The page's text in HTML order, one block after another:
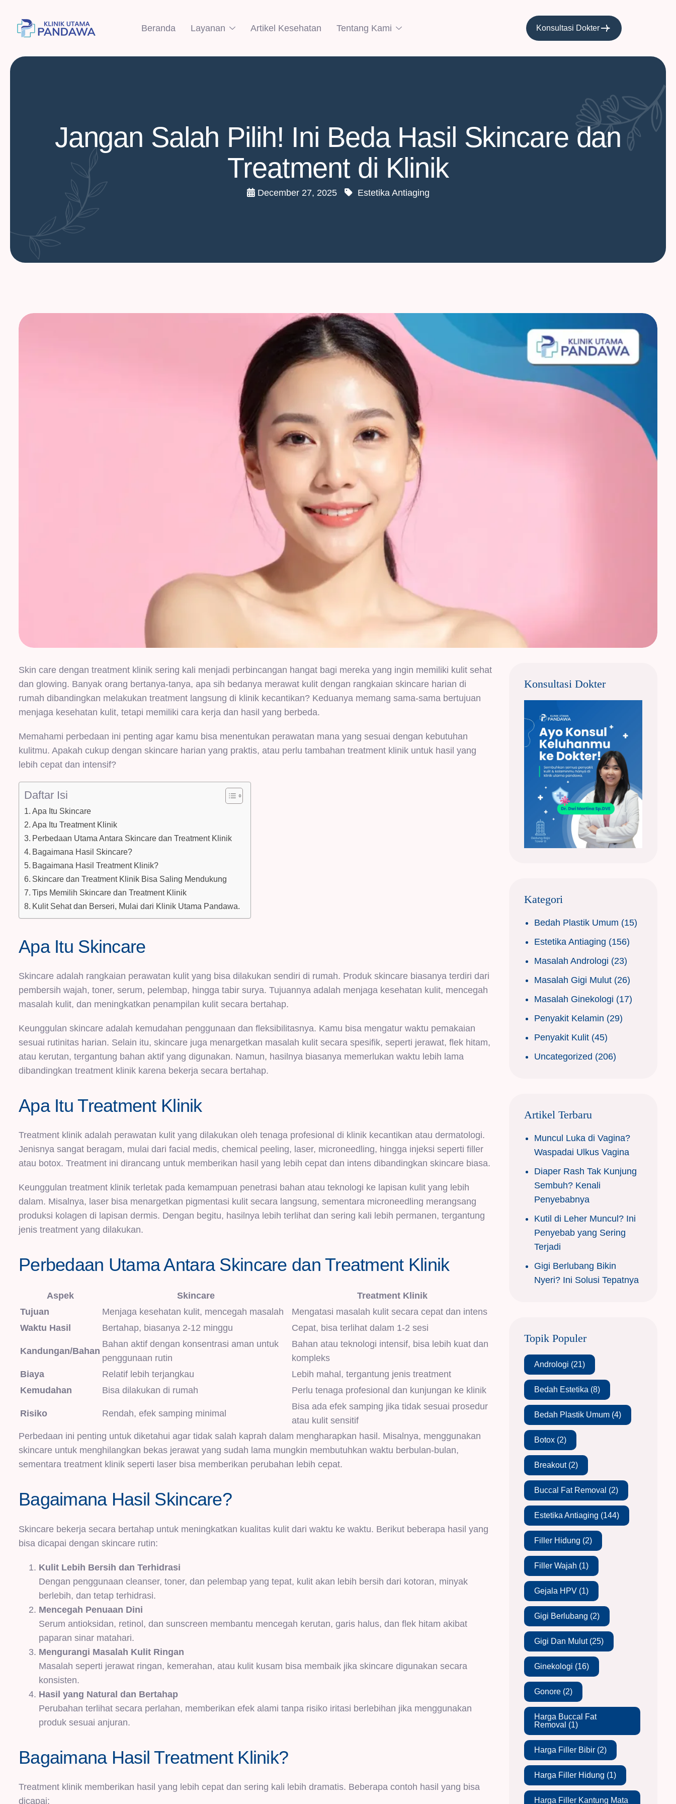
Beranda Layanan Artikel Kesehatan Tentang Kami Konsultasi Dokter
Jangan Salah Pilih! Ini Beda Hasil Skincare dan
Treatment di Klinik
December 27, 2025 Estetika Antiaging
Skin care dengan treatment klinik sering kali menjadi perbincangan hangat bagi mereka yang ingin memiliki kulit sehat
dan glowing. Banyak orang bertanya-tanya, apa sih bedanya merawat kulit dengan rangkaian skincare harian di
rumah dibandingkan melakukan treatment langsung di klinik kecantikan? Keduanya memang sama-sama bertujuan
menjaga kesehatan kulit, tetapi memiliki cara kerja dan hasil yang berbeda.
Memahami perbedaan ini penting agar kamu bisa menentukan perawatan mana yang sesuai dengan kebutuhan
kulitmu. Apakah cukup dengan skincare harian yang praktis, atau perlu tambahan treatment klinik untuk hasil yang
lebih cepat dan intensif?
Daftar Isi
Apa Itu Skincare
Apa Itu Treatment Klinik
Perbedaan Utama Antara Skincare dan Treatment Klinik
Bagaimana Hasil Skincare?
Bagaimana Hasil Treatment Klinik?
Skincare dan Treatment Klinik Bisa Saling Mendukung
Tips Memilih Skincare dan Treatment Klinik
Kulit Sehat dan Berseri, Mulai dari Klinik Utama Pandawa.
Apa Itu Skincare
Skincare adalah rangkaian perawatan kulit yang bisa dilakukan sendiri di rumah. Produk skincare biasanya terdiri dari
pembersih wajah, toner, serum, pelembap, hingga tabir surya. Tujuannya adalah menjaga kesehatan kulit, mencegah
masalah kulit, dan meningkatkan penampilan kulit secara bertahap.
Keunggulan skincare adalah kemudahan penggunaan dan fleksibilitasnya. Kamu bisa mengatur waktu pemakaian
sesuai rutinitas harian. Selain itu, skincare juga menargetkan masalah kulit secara spesifik, seperti jerawat, flek hitam,
atau kerutan, tergantung bahan aktif yang digunakan. Namun, hasilnya biasanya memerlukan waktu lebih lama
dibandingkan treatment klinik karena bekerja secara bertahap.
Apa Itu Treatment Klinik
Treatment klinik adalah perawatan kulit yang dilakukan oleh tenaga profesional di klinik kecantikan atau dermatologi.
Jenisnya sangat beragam, mulai dari facial medis, chemical peeling, laser, microneedling, hingga injeksi seperti filler
atau botox. Treatment ini dirancang untuk memberikan hasil yang lebih cepat dan intens dibandingkan skincare biasa.
Keunggulan treatment klinik terletak pada kemampuan penetrasi bahan atau teknologi ke lapisan kulit yang lebih
dalam. Misalnya, laser bisa menargetkan pigmentasi kulit secara langsung, sementara microneedling merangsang
produksi kolagen di lapisan dermis. Dengan begitu, hasilnya lebih terlihat dan sering kali lebih permanen, tergantung
jenis treatment yang dilakukan.
Perbedaan Utama Antara Skincare dan Treatment Klinik
Aspek Skincare
Treatment Klinik
Tujuan
Menjaga kesehatan kulit, mencegah masalah
Mengatasi masalah kulit secara cepat dan intens
Waktu Hasil
Bertahap, biasanya 2-12 minggu Cepat, bisa terlihat dalam 1-2 sesi
Kandungan/Bahan
Bahan aktif dengan konsentrasi aman untuk
penggunaan rutin
Bahan atau teknologi intensif, bisa lebih kuat dan
kompleks
Biaya
Relatif lebih terjangkau
Lebih mahal, tergantung jenis treatment
Kemudahan
Bisa dilakukan di rumah Perlu tenaga profesional dan kunjungan ke klinik
Risiko Rendah, efek samping minimal
Bisa ada efek samping jika tidak sesuai prosedur
atau kulit sensitif
Perbedaan ini penting untuk diketahui agar tidak salah kaprah dalam mengharapkan hasil. Misalnya, menggunakan
skincare untuk menghilangkan bekas jerawat yang sudah lama mungkin membutuhkan waktu berbulan-bulan,
sementara treatment klinik seperti laser bisa memberikan perubahan lebih cepat.
Bagaimana Hasil Skincare?
Skincare bekerja secara bertahap untuk meningkatkan kualitas kulit dari waktu ke waktu. Berikut beberapa hasil yang
bisa dicapai dengan skincare rutin:
Kulit Lebih Bersih dan Terhidrasi
Dengan penggunaan cleanser, toner, dan pelembap yang tepat, kulit akan lebih bersih dari kotoran, minyak
berlebih, dan tetap terhidrasi.
Mencegah Penuaan Dini
Serum antioksidan, retinol, dan sunscreen membantu mencegah kerutan, garis halus, dan flek hitam akibat
paparan sinar matahari.
Mengurangi Masalah Kulit Ringan
Masalah seperti jerawat ringan, kemerahan, atau kulit kusam bisa membaik jika skincare digunakan secara
konsisten.
Hasil yang Natural dan Bertahap
Perubahan terlihat secara perlahan, memberikan efek alami tanpa risiko iritasi berlebihan jika menggunakan
produk sesuai anjuran.
Bagaimana Hasil Treatment Klinik?
Treatment klinik memberikan hasil yang lebih cepat dan sering kali lebih dramatis. Beberapa contoh hasil yang bisa
dicapai:
Konsultasi Dokter
Kategori
Bedah Plastik Umum (15)
Estetika Antiaging (156)
Masalah Andrologi (23)
Masalah Gigi Mulut (26)
Masalah Ginekologi (17)
Penyakit Kelamin (29)
Penyakit Kulit (45)
Uncategorized (206)
Artikel Terbaru
Muncul Luka di Vagina?
Waspadai Ulkus Vagina
Diaper Rash Tak Kunjung
Sembuh? Kenali
Penyebabnya
Kutil di Leher Muncul? Ini
Penyebab yang Sering
Terjadi
Gigi Berlubang Bikin
Nyeri? Ini Solusi Tepatnya
Topik Populer
Andrologi (21)
Bedah Estetika (8)
Bedah Plastik Umum (4)
Botox (2)
Breakout(2)
Buccal Fat Removal (2)
Estetika Antiaging (144)
Filler Hidung (2)
Filler Wajah (1)
Gejala HPV (1)
Gigi Berlubang (2)
Gigi Dan Mulut(25)
Ginekologi (16)
Gonore (2)
Harga Buccal Fat
Removal (1)
Harga Filler Bibir (2)
Harga Filler Hidung (1)
Harga Filler Kantung Mata